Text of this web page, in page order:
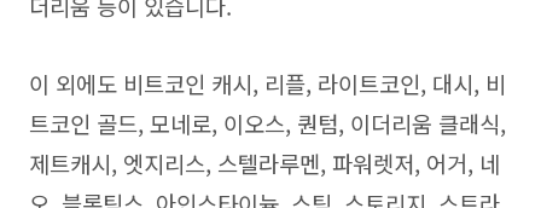
이 외에도 비트코인 캐시, 리플, 라이트코인, 대시, 비
트코인 골드, 모네로, 이오스, 퀀텀, 이더리움 클래식,
제트캐시, 엣지리스, 스텔라루멘, 파워렛저, 어거, 네